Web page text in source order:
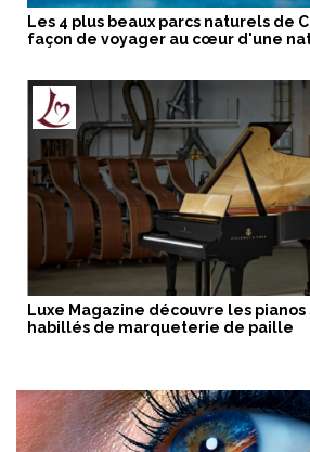
Les 4 plus beaux parcs naturels de
façon de voyager au cœur d'une
Luxe Magazine découvre les pianos
habillés de marqueterie de paille